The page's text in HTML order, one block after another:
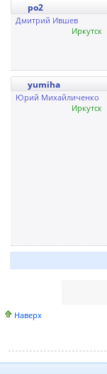
po2
Дмитрий Ившев
Иркутск
yumiha
Юрий Михайличенко
Иркутск
Наверх